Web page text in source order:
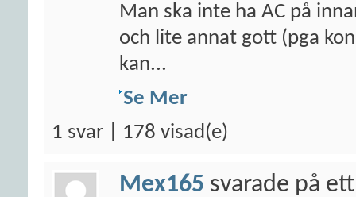
Man ska inte ha AC på
och lite annat gott (pga
kan...
Se Mer
1 svar | 178 visad(e)
Mex165 svarade på